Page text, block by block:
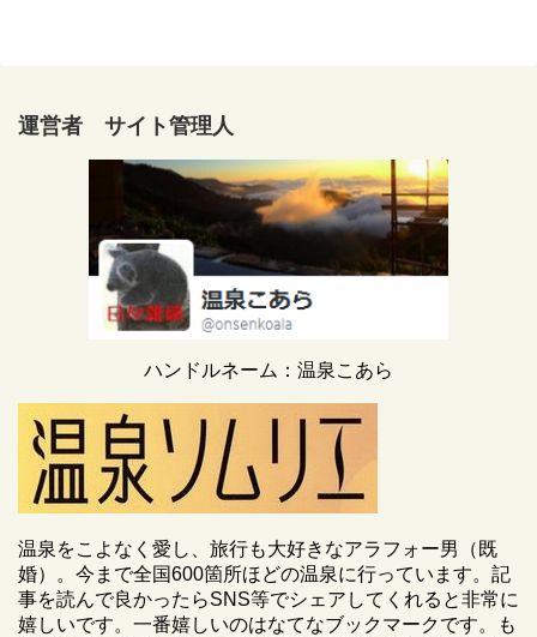
運営者 サイト管理人
ハンドルネーム：温泉こあら
温泉をこよなく愛し、旅行も大好きなアラフォー男（既
婚）。今まで全国600箇所ほどの温泉に行っています。記
事を読んで良かったらSNS等でシェアしてくれると非常に
嬉しいです。一番嬉しいのはなてなブックマークです。も